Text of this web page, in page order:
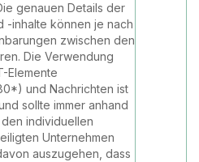
genauen Details der
-inhalte können je nach
zwischen den
Die Verwendung
Elemente
und Nachrichten ist
sollte immer anhand
individuellen
Unternehmen
auszugehen, dass